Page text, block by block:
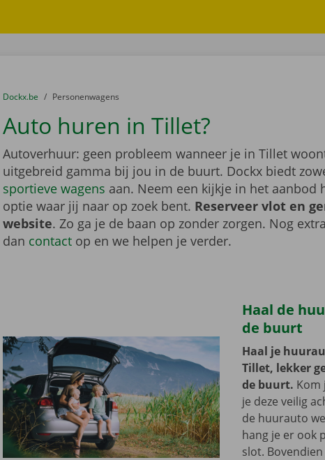
U bevindt zich hier:
van
Dockx.be naar
Personenwagens
Auto huren in Tillet?
Autoverhuur: geen probleem wanneer je in Tillet
uitgebreid gamma bij jou in de buurt. Dockx biedt
sportieve wagens aan. Neem een kijkje in het aanbod
optie waar jij naar op zoek bent. Reserveer vlot en
website. Zo ga je de baan op zonder zorgen. Nog
dan contactop en we helpen je verder.
Haal de
de buurt
Haal je
Tillet, lekker
de buurt. Kom
je deze veilig
de huurauto
hang je er ook
slot.